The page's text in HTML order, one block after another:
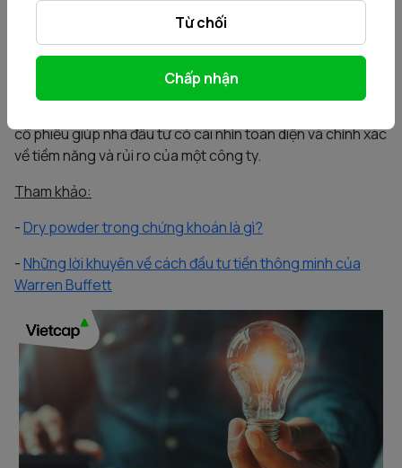
- Phân tích cạnh tranh và định vị thị trường
- Phân tích công nghệ và đổi mới
- Phân tích tác động của chính sách
cổ phiếu giúp nhà đầu tư có cái nhìn toàn diện và chính xác
về tiềm năng và rủi ro của một công ty.
Tham khảo:
-Dry powder trong chứng khoán là gì?
-Những lời khuyên về cách đầu tư tiền thông minh của
Warren Buffett
Từ chối
Chấp nhận